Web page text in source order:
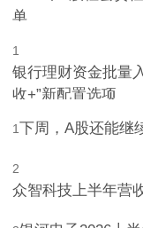
单
1
银行理财资金批量
收+”新配置选项
1 下周，A股还能继
2
众智科技上半年营